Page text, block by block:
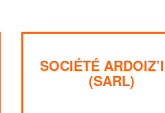
SOCIÉTÉ
(SARL)